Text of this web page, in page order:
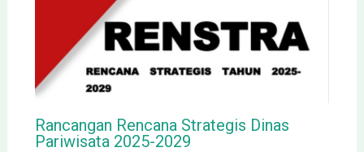
Rancangan Rencana Strategis Dinas
Pariwisata 2025-2029